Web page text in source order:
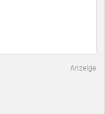
Anzeige